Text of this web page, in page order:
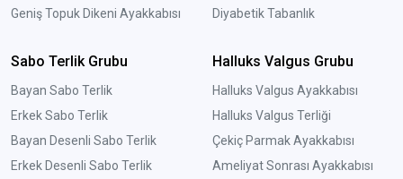
Geniş Topuk Dikeni Ayakkabısı
Diyabetik Tabanlık
Sabo Terlik Grubu
Bayan Sabo Terlik
Erkek Sabo Terlik
Bayan Desenli Sabo Terlik
Erkek Desenli Sabo Terlik
Halluks Valgus Grubu
Halluks Valgus Ayakkabısı
Halluks Valgus Terliği
Çekiç Parmak Ayakkabısı
Ameliyat Sonrası Ayakkabısı